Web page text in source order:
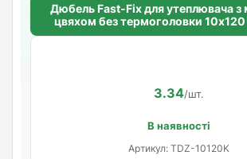
Дюбель Fast-Fix для утеплювача з
цвяхом без термоголовки
розпорна база
3.34/шт.
В наявності
Артикул: TDZ-10120K